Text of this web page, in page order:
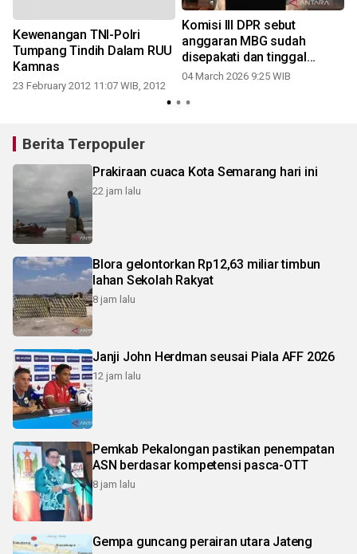
Kewenangan TNI-Polri
Tumpang Tindih Dalam RUU
Kamnas
23 February 2012 11:07 WIB, 2012
Komisi III DPR sebut
anggaran MBG sudah
disepakati dan tinggal
diawasi pelaksanaanya
04 March 2026 9:25 WIB
Berita Terpopuler
Prakiraan cuaca Kota Semarang hari ini
22 jam lalu
Blora gelontorkan Rp12,63 miliar timbun
lahan Sekolah Rakyat
8 jam lalu
Janji John Herdman seusai Piala AFF 2026
12 jam lalu
Pemkab Pekalongan pastikan penempatan
ASN berdasar kompetensi pasca-OTT
8 jam lalu
Gempa guncang perairan utara Jateng